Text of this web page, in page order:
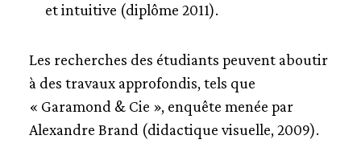
et intuitive (diplôme 2011).
Les recherches des étudiants peuvent aboutir
à des travaux approfondis, tels que
« Garamond & Cie », enquête menée par
Alexandre Brand (didactique visuelle, 2009).